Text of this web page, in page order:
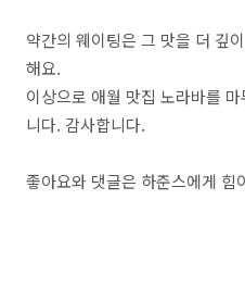
약간의 웨이팅은 그 맛을 더 깊
해요.
이상으로 애월 맛집 노라바를
니다. 감사합니다.
좋아요와 댓글은 하준스에게 힘